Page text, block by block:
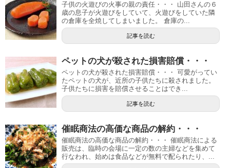
子供の火遊びの火事の親の責任・・・ 山田さんの６
歳の息子が火遊びをしていて、火遊びをしていた隣
の倉庫を全焼してしまいました。 倉庫の...
記事を読む
ペットの犬が殺された損害賠償・・・
ペットの犬が殺された損害賠償・・・ 可愛がってい
たペットの犬が、近所の子供たちに殺されました。
子供たちに損害を賠償させることはでき...
記事を読む
催眠商法の高価な商品の解約・・・
催眠商法の高価な商品の解約・・・ 催眠商法による
販売は、臨時の会場に一定の数の主婦などを集めて
行なわれ、始めは食品などが無料で配られたり、...